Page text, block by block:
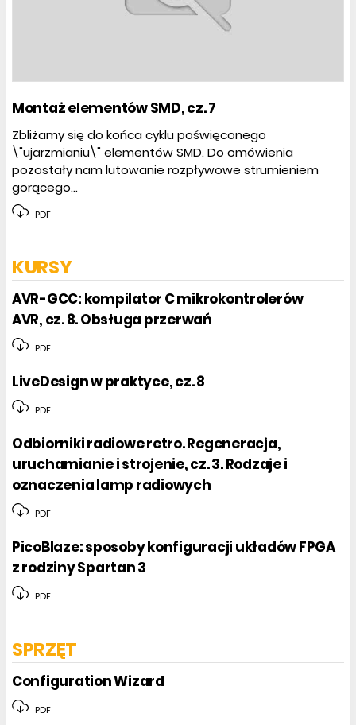
Montaż elementów SMD, cz. 7
Zbliżamy się do końca cyklu poświęconego
\"ujarzmianiu\" elementów SMD. Do omówienia
pozostały nam lutowanie rozpływowe strumieniem
gorącego...
PDF
KURSY
AVR-GCC: kompilator C mikrokontrolerów
AVR, cz. 8. Obsługa przerwań
PDF
LiveDesign w praktyce, cz. 8
PDF
Odbiorniki radiowe retro. Regeneracja,
uruchamianie i strojenie, cz. 3. Rodzaje i
oznaczenia lamp radiowych
PDF
PicoBlaze: sposoby konfiguracji układów FPGA
z rodziny Spartan 3
PDF
SPRZĘT
Configuration Wizard
PDF